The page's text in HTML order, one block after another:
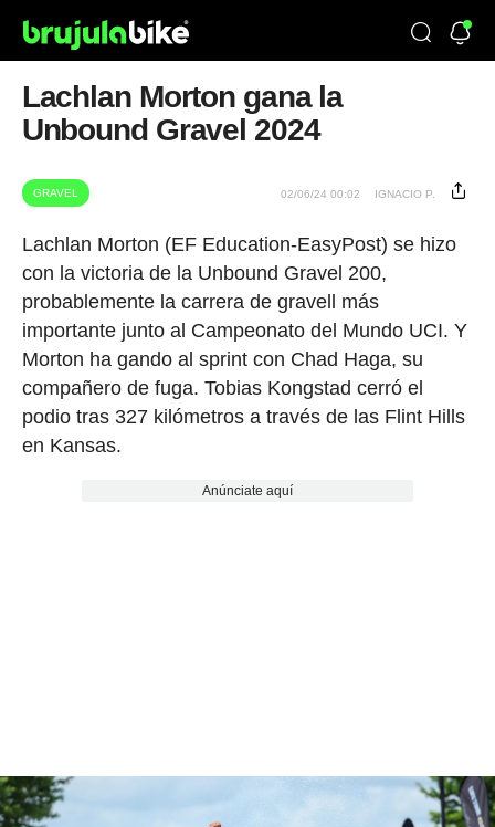
Lachlan Morton gana la
Unbound Gravel 2024
GRAVEL 02/06/24 00:02 IGNACIO P.
Lachlan Morton (EF Education-EasyPost) se hizo
con la victoria de la Unbound Gravel 200,
probablemente la carrera de gravell más
importante junto al Campeonato del Mundo UCI. Y
Morton ha gando al sprint con Chad Haga, su
compañero de fuga. Tobias Kongstad cerró el
podio tras 327 kilómetros a través de las Flint Hills
en Kansas.
Anúnciate aquí